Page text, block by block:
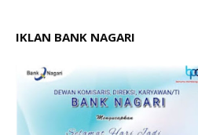
IKLAN BANK NAGARI